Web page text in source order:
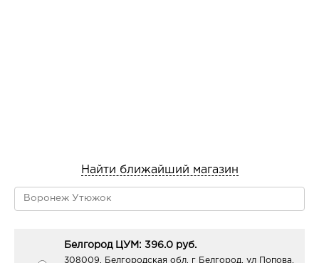
Найти ближайший магазин
Белгород ЦУМ: 396.0 руб.
308009, Белгородская обл, г Белгород, ул Попова,